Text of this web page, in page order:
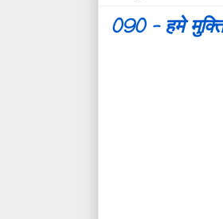
090 - हमे